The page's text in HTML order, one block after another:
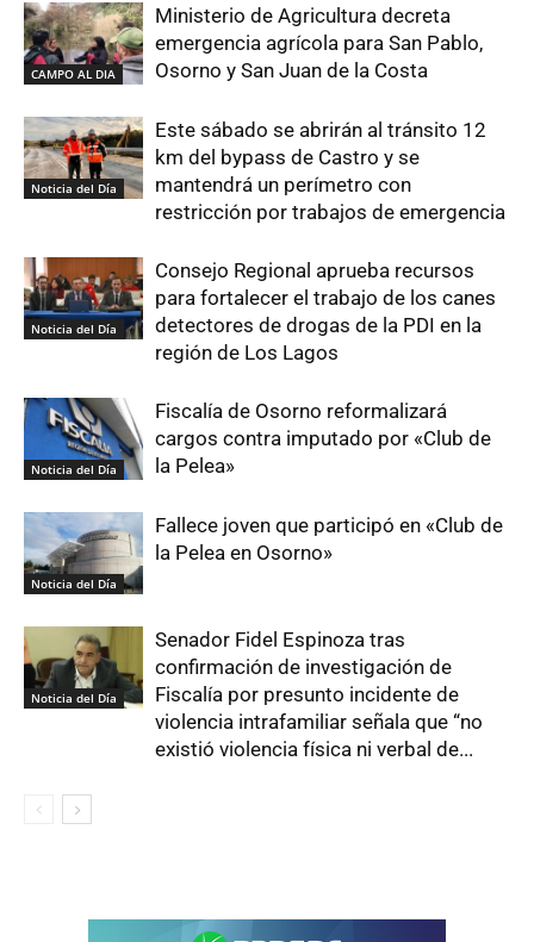
CAMPO AL DIA
Ministerio de Agricultura decreta
emergencia agrícola para San Pablo,
Osorno y San Juan de la Costa
Noticia del Día
Este sábado se abrirán al tránsito 12
km del bypass de Castro y se
mantendrá un perímetro con
restricción por trabajos de emergencia
Noticia del Día
Consejo Regional aprueba recursos
para fortalecer el trabajo de los canes
detectores de drogas de la PDI en la
región de Los Lagos
Noticia del Día
Fiscalía de Osorno reformalizará
cargos contra imputado por «Club de
la Pelea»
Noticia del Día
Fallece joven que participó en «Club de
la Pelea en Osorno»
Noticia del Día
Senador Fidel Espinoza tras
confirmación de investigación de
Fiscalía por presunto incidente de
violencia intrafamiliar señala que “no
existió violencia física ni verbal de...